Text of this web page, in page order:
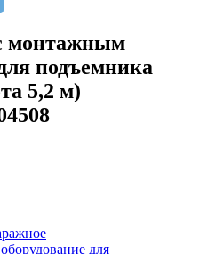
монтажным
подъемника
5,2 м)
для